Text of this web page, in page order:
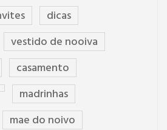
dicas
vestido de nooiva
casamento
madrinhas
mae do noivo